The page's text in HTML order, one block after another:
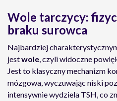
Wole tarczycy:
braku surowca
Najbardziej
jestwole, czyli widoczne
Jest to klasyczny mechanizm
mózgowa, wyczuwając niski
intensywnie wydziela TSH, co